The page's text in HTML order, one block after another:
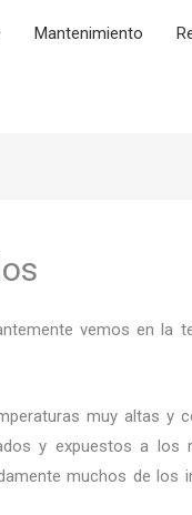
Mantenimiento
vemos en la
muy altas y
y expuestos a los
muchos de los